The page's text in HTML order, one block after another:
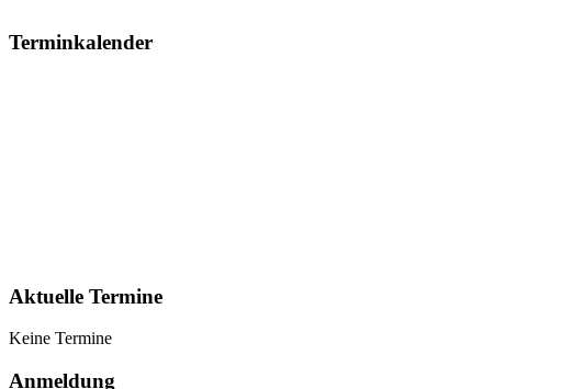
Terminkalender
Aktuelle Termine
Keine Termine
Anmeldung